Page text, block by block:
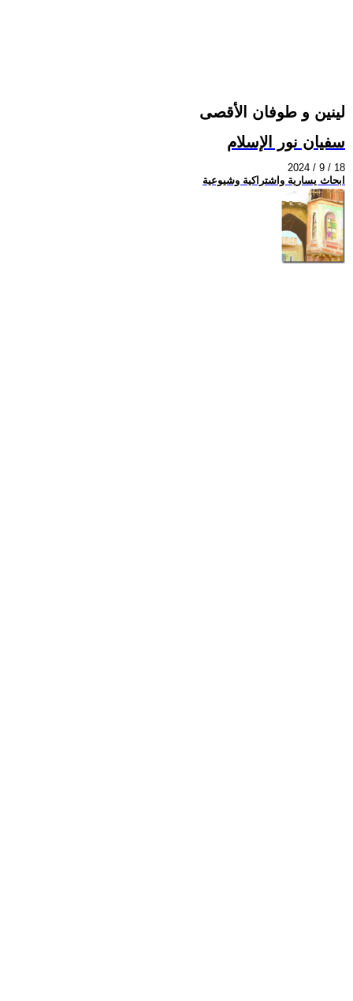
لينين و طوفان الأقصى
سفيان نور الإسلام
2024 / 9 / 18
ابحاث يسارية واشتراكية وشيوعية